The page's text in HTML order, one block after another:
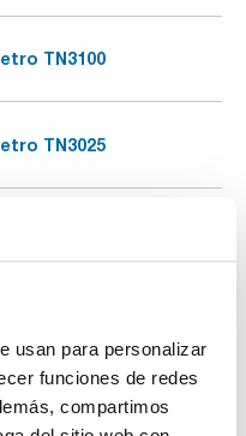
usan para personalizar
funciones de redes
compartimos
TN3100
TN3025
DQO
RD 125